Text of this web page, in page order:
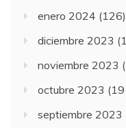
enero 2024 (126)
diciembre 2023
noviembre 2023
octubre 2023
septiembre 2023